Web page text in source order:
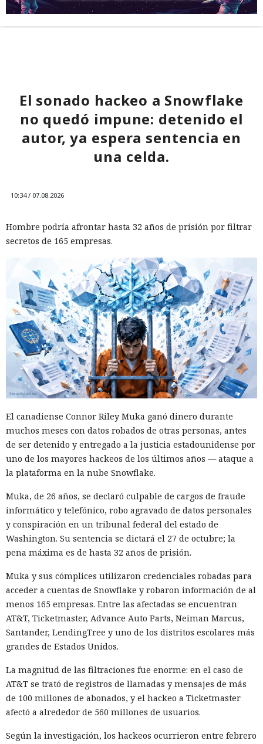
El sonado hackeo a Snowflake
no quedó impune: detenido el
autor, ya espera sentencia en
una celda.
10:34 / 07.08.2026
Hombre podría afrontar hasta 32 años de prisión por filtrar
secretos de 165 empresas.
El canadiense Connor Riley Muka ganó dinero durante
muchos meses con datos robados de otras personas, antes
de ser detenido y entregado a la justicia estadounidense por
uno de los mayores hackeos de los últimos años — ataque a
la plataforma en la nube Snowflake.
Muka, de 26 años, se declaró culpable de cargos de fraude
informático y telefónico, robo agravado de datos personales
y conspiración en un tribunal federal del estado de
Washington. Su sentencia se dictará el 27 de octubre; la
pena máxima es de hasta 32 años de prisión.
Muka y sus cómplices utilizaron credenciales robadas para
acceder a cuentas de Snowflake y robaron información de al
menos 165 empresas. Entre las afectadas se encuentran
AT&T, Ticketmaster, Advance Auto Parts, Neiman Marcus,
Santander, LendingTree y uno de los distritos escolares más
grandes de Estados Unidos.
La magnitud de las filtraciones fue enorme: en el caso de
AT&T se trató de registros de llamadas y mensajes de más
de 100 millones de abonados, y el hackeo a Ticketmaster
afectó a alrededor de 560 millones de usuarios.
Según la investigación, los hackeos ocurrieron entre febrero